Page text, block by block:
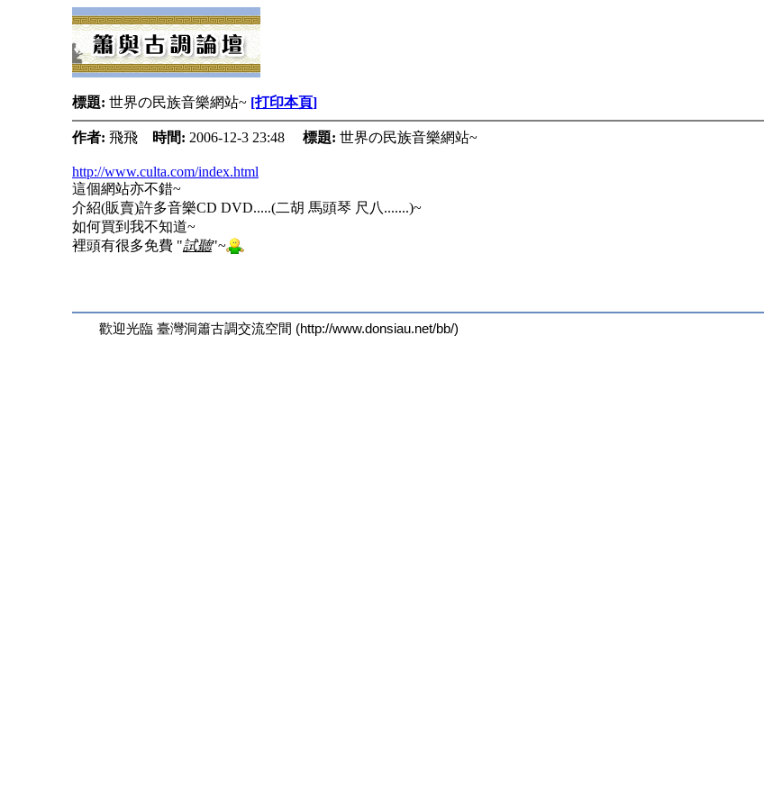
標題: 世界の民族音樂網站~ [打印本頁]
作者: 飛飛 時間: 2006-12-3 23:48 標題: 世界の民族音樂網站~
http://www.culta.com/index.html
這個網站亦不錯~
介紹(販賣)許多音樂CD DVD.....(二胡 馬頭琴 尺八.......)~
如何買到我不知道~
裡頭有很多免費 "試聽"~
歡迎光臨 臺灣洞簫古調交流空間 (http://www.donsiau.net/bb/)